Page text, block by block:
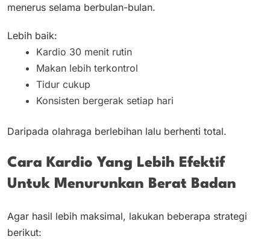
menerus selama berbulan-bulan.
Lebih baik:
Kardio 30 menit rutin
Makan lebih terkontrol
Tidur cukup
Konsisten bergerak setiap hari
Daripada olahraga berlebihan lalu berhenti total.
Cara Kardio Yang Lebih Efektif
Untuk Menurunkan Berat Badan
Agar hasil lebih maksimal, lakukan beberapa strategi
berikut: